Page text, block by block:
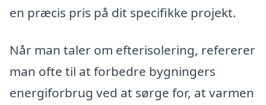
en præcis pris på dit specifikke projekt.
Når man taler om efterisolering, refererer
man ofte til at forbedre bygningers
energiforbrug ved at sørge for, at varmen